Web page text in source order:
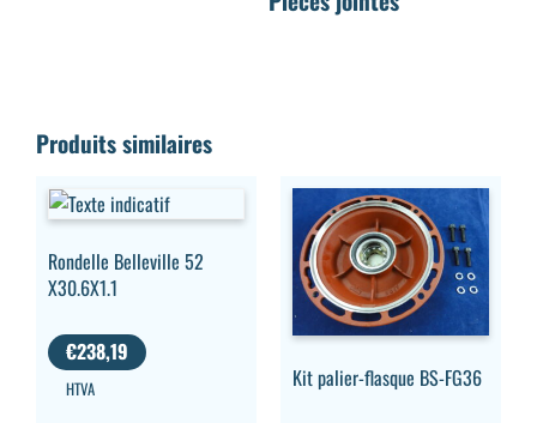
Produits similaires
Rondelle Belleville 52
X30.6X1.1
€238,19
HTVA Kit palier-flasque BS-FG36